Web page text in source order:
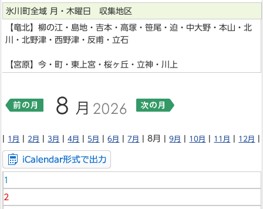
氷川町全域 月・木曜日 収集地区
【竜北】柳の江・島地・吉本・高塚・笹尾・迫・中大野・本山・北
川・北野津・西野津・反甫・立石
【宮原】今・町・東上宮・桜ヶ丘・立神・川上
1月 2月 3月 |4月 5月 |6月 |7月 | 8月 |9月 10月 11月 12月
1
2